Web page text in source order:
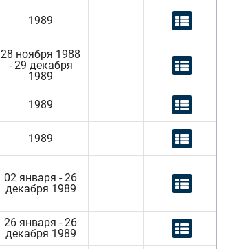
1989
28 ноября 1988
- 29 декабря
1989
1989
1989
02 января - 26
декабря 1989
26 января - 26
декабря 1989